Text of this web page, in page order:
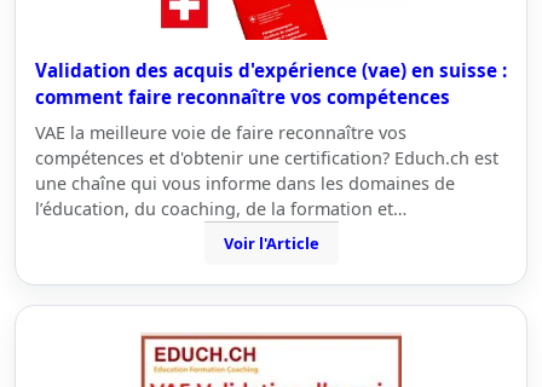
Validation des acquis d'expérience (vae) en suisse :
comment faire reconnaître vos compétences
VAE la meilleure voie de faire reconnaître vos
compétences et d'obtenir une certification? Educh.ch est
une chaîne qui vous informe dans les domaines de
l’éducation, du coaching, de la formation et…
Voir l'Article